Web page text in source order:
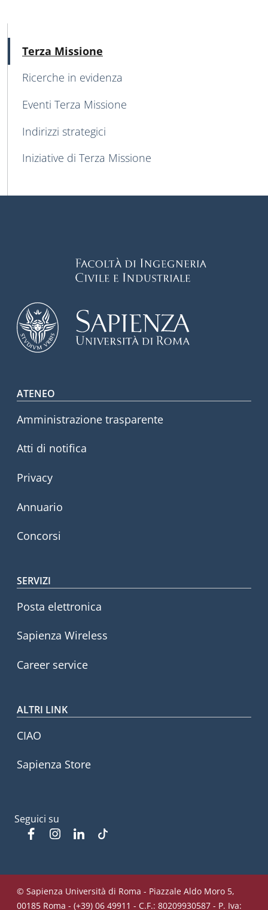
MENU CEV SECOND NAVIGATION
Terza Missione
Ricerche in evidenza
Eventi Terza Missione
Indirizzi strategici
Iniziative di Terza Missione
Footer menu
ATENEO
Amministrazione trasparente
Atti di notifica
Privacy
Annuario
Concorsi
SERVIZI
Posta elettronica
Sapienza Wireless
Career service
ALTRI LINK
CIAO
Sapienza Store
Seguici su
FacebookInstagram
Linkedin
© Sapienza Università di Roma - Piazzale Aldo Moro 5,
00185 Roma - (+39) 06 49911 - C.F.: 80209930587 - P. Iva: